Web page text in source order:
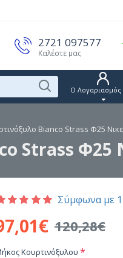
2721 097577
Καλέστε μας
Ο Λογαριασμός
Bianco Strass Φ25
Strass Φ25
Σύμφωνα με 1
120,28€
Κουρτινόξυλου